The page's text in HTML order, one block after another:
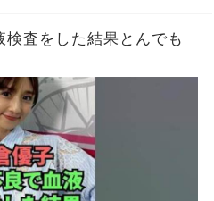
査をした結果とんでも